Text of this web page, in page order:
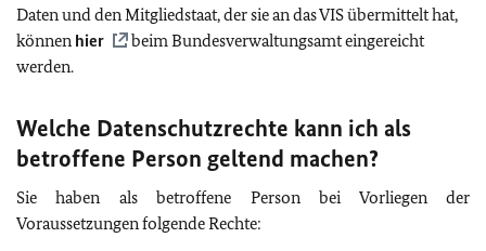
Daten und den Mitgliedstaat, der sie an das VIS übermittelt hat,
können hier
beim Bundesverwaltungsamt eingereicht
werden.
Welche Datenschutzrechte kann ich als
betroffene Person geltend machen?
Sie haben als betroffene Person bei Vorliegen der
Voraussetzungen folgende Rechte: